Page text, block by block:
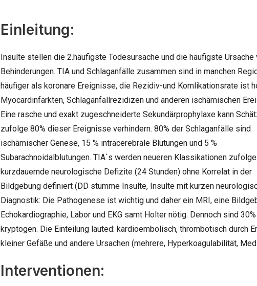
Einleitung:
Insulte stellen die 2.häufigste Todesursache und die häufigste Ursache
Behinderungen. TIA und Schlaganfälle zusammen sind in manchen
häufiger als koronare Ereignisse, die Rezidiv-und Komlikationsrate ist
Myocardinfarkten, Schlaganfallrezidizen und anderen ischämischen
Eine rasche und exakt zugeschneiderte Sekundärprophylaxe kann
zufolge 80% dieser Ereignisse verhindern. 80% der Schlaganfälle sind
ischämischer Genese, 15 % intracerebrale Blutungen und 5 %
Subarachnoidalblutungen. TIA`s werden neueren Klassikationen
kurzdauernde neurologische Defizite (24 Stunden) ohne Korrelat in der
Bildgebung definiert (DD stumme Insulte, Insulte mit kurzen
Diagnostik: Die Pathogenese ist wichtig und daher ein MRI, eine
Echokardiographie, Labor und EKG samt Holter nötig. Dennoch sind
kryptogen. Die Einteilung lauted: kardioembolisch, thrombotisch durch
kleiner Gefäße und andere Ursachen (mehrere, Hyperkoagulabilität,
Interventionen: